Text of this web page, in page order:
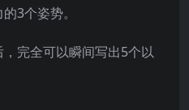
3个姿势。
完全可以瞬间写出5个以